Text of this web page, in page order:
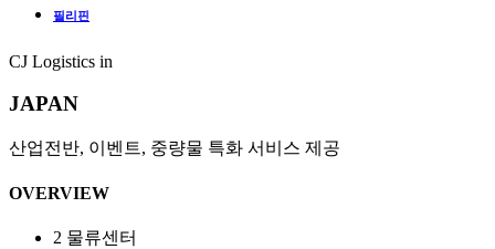
필리핀
CJ Logistics in
JAPAN
산업전반, 이벤트, 중량물 특화 서비스 제공
OVERVIEW
2 물류센터